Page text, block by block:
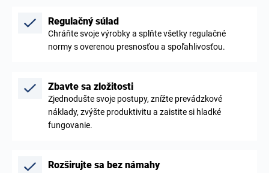
Regulačný súlad
Chráňte svoje výrobky a splňte všetky regulačné
normy s overenou presnosťou a spoľahlivosťou.
Zbavte sa zložitosti
Zjednodušte svoje postupy, znížte prevádzkové
náklady, zvýšte produktivitu a zaistite si hladké
fungovanie.
Rozširujte sa bez námahy